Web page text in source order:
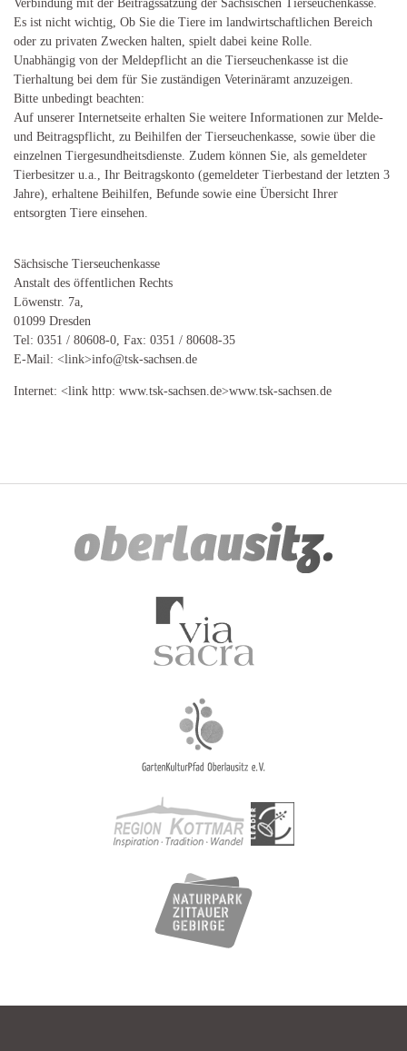
Verbindung mit der Beitragssatzung der Sächsischen Tierseuchenkasse.
Es ist nicht wichtig, Ob Sie die Tiere im landwirtschaftlichen Bereich
oder zu privaten Zwecken halten, spielt dabei keine Rolle.
Unabhängig von der Meldepflicht an die Tierseuchenkasse ist die
Tierhaltung bei dem für Sie zuständigen Veterinäramt anzuzeigen.
Bitte unbedingt beachten:
Auf unserer Internetseite erhalten Sie weitere Informationen zur Melde-
und Beitragspflicht, zu Beihilfen der Tierseuchenkasse, sowie über die
einzelnen Tiergesundheitsdienste. Zudem können Sie, als gemeldeter
Tierbesitzer u.a., Ihr Beitragskonto (gemeldeter Tierbestand der letzten 3
Jahre), erhaltene Beihilfen, Befunde sowie eine Übersicht Ihrer
entsorgten Tiere einsehen.
Sächsische Tierseuchenkasse
Anstalt des öffentlichen Rechts
Löwenstr. 7a,
01099 Dresden
Tel: 0351 / 80608-0, Fax: 0351 / 80608-35
E-Mail: <link>info@tsk-sachsen.de
Internet: <link http: www.tsk-sachsen.de>www.tsk-sachsen.de